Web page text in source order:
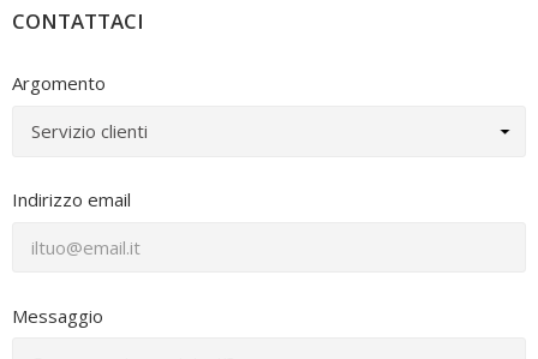
CONTATTACI
Argomento
Indirizzo email
Messaggio